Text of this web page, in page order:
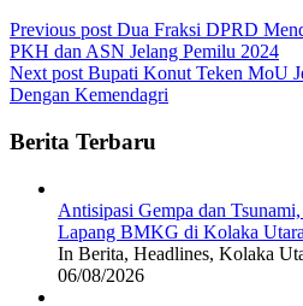
Post
navigation
Previous post Dua Fraksi DPRD
PKH dan ASN Jelang Pemilu 2024
Next post Bupati Konut Teken MoU
Dengan Kemendagri
Berita Terbaru
Antisipasi Gempa dan
Lapang BMKG di Kolaka Utara
In Berita, Headlines, Kolaka
06/08/2026